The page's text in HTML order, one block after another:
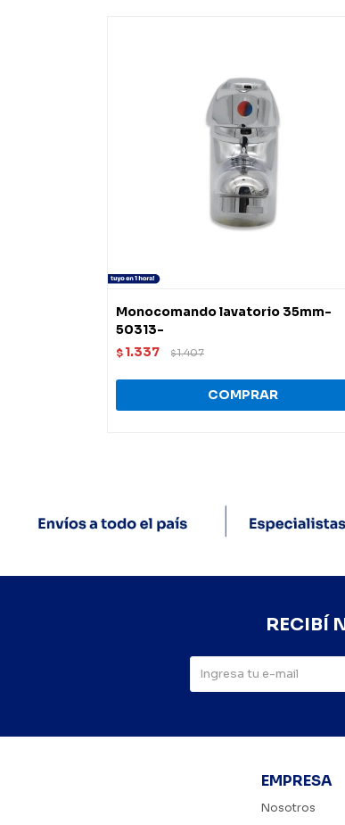
Monocomando lavatorio 35mm-
50313-
$ 1.337 $1.407
EMPRESA
Nosotros
RECIBÍ